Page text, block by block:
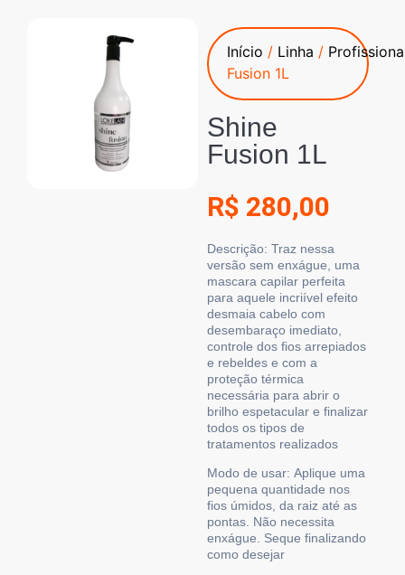
Início / Linha /
Fusion 1L
Shine
Fusion 1L
R$ 280,00
Descrição: Traz nessa
versão sem enxágue, uma
mascara capilar perfeita
para aquele incriível efeito
desmaia cabelo com
desembaraço imediato,
controle dos fios arrepiados
e rebeldes e com a
proteção térmica
necessária para abrir o
brilho espetacular e finalizar
todos os tipos de
tratamentos realizados
Modo de usar: Aplique uma
pequena quantidade nos
fios úmidos, da raiz até as
pontas. Não necessita
enxágue. Seque finalizando
como desejar